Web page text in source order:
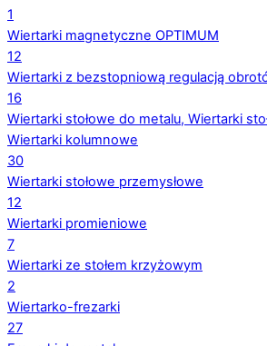
1
Wiertarki magnetyczne OPTIMUM
12
Wiertarki z bezstopniową regulacją
16
Wiertarki stołowe do metalu, Wiertarki
Wiertarki kolumnowe
30
Wiertarki stołowe przemysłowe
12
Wiertarki promieniowe
7
Wiertarki ze stołem krzyżowym
2
Wiertarko-frezarki
27